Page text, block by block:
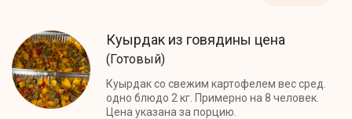
Куырдак из говядины цена
(Готовый)
Куырдак со свежим картофелем вес сред.
одно блюдо 2 кг. Примерно на 8 человек.
Цена указана за порцию.